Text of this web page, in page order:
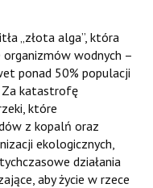
„złota alga”, która
wodnych –
ponad 50% populacji
Za katastrofę
które
z kopalń oraz
ekologicznych,
działania
aby życie w rzece